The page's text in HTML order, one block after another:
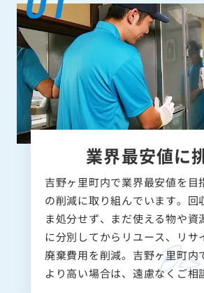
業界最安値に
吉野ヶ里町内で業界最安値を目
の削減に取り組んでいます。回
ま処分せず、まだ使える物や資
に分別してからリユース、リサ
廃棄費用を削減。吉野ヶ里町内
より高い場合は、遠慮なくご相